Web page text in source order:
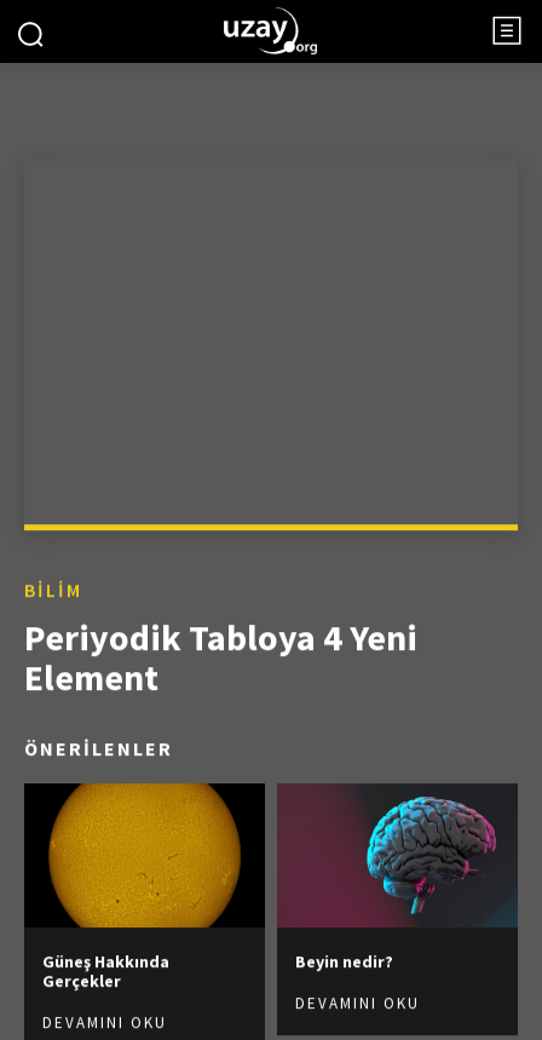
BILIM
Periyodik Tabloya 4 Yeni
Element
ÖNERİLENLER
Güneş Hakkında
Gerçekler
DEVAMINI OKU
Beyin nedir?
DEVAMINI OKU